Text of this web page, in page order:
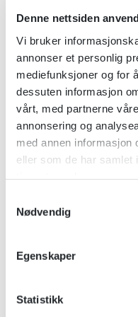
Denne nettsiden
Vi bruker
annonser et personlig
mediefunksjoner og for
dessuten informasjon
vårt, med partnerne
annonsering og
med annen informasjon
eller som de har samlet
Nødvendig
Egenskaper
Statistikk
Golden Stars
Stjernestatuetter med
skinnende perlemor detaljer
kr 175,00 – kr290,00
Se alternativer